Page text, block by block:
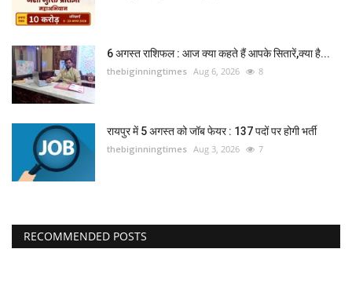
6 अगस्त राशिफल : आज क्या कहते हैं आपके सितारें,क्या है...
thebiginningtimes Aug 6, 2026 8
रायपुर में 5 अगस्त को जॉब फेयर : 137 पदों पर होगी भर्ती
thebiginningtimes Aug 3, 2026 7
RECOMMENDED POSTS